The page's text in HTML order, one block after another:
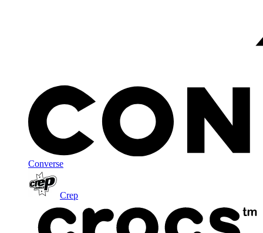
Converse
Crep